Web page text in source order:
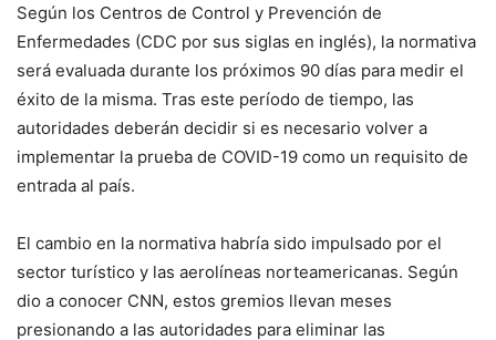
Según los Centros de Control y Prevención de
Enfermedades (CDC por sus siglas en inglés), la normativa
será evaluada durante los próximos 90 días para medir el
éxito de la misma. Tras este período de tiempo, las
autoridades deberán decidir si es necesario volver a
implementar la prueba de COVID-19 como un requisito de
entrada al país.
El cambio en la normativa habría sido impulsado por el
sector turístico y las aerolíneas norteamericanas. Según
dio a conocer CNN, estos gremios llevan meses
presionando a las autoridades para eliminar las